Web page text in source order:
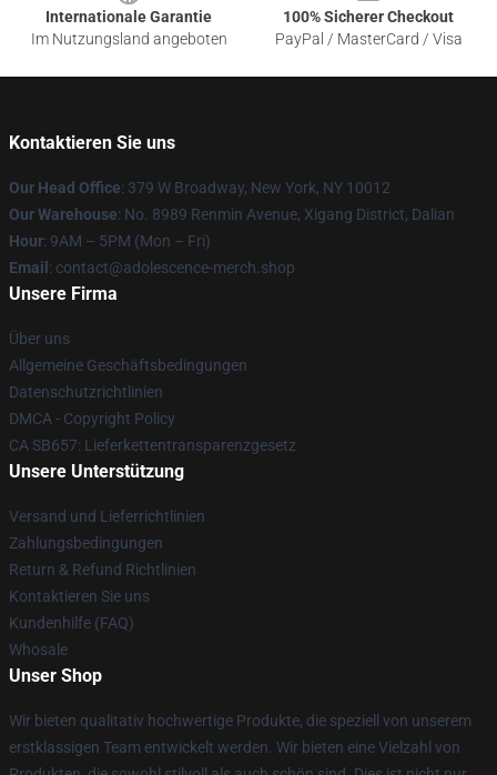
Internationale Garantie
Im Nutzungsland angeboten
100% Sicherer Checkout
PayPal / MasterCard / Visa
Kontaktieren Sie uns
Our Head Office: 379 W Broadway, New York, NY 10012
Our Warehouse: No. 8989 Renmin Avenue, Xigang District, Dalian
Hour: 9AM – 5PM (Mon – Fri)
Email : contact@adolescence-merch.shop
Unsere Firma
Über uns
Allgemeine Geschäftsbedingungen
Datenschutzrichtlinien
DMCA - Copyright Policy
CA SB657: Lieferkettentransparenzgesetz
Unsere Unterstützung
Versand und Lieferrichtlinien
Zahlungsbedingungen
Return & Refund Richtlinien
Kontaktieren Sie uns
Kundenhilfe (FAQ)
Whosale
Unser Shop
Wir bieten qualitativ hochwertige Produkte, die speziell von unserem
erstklassigen Team entwickelt werden. Wir bieten eine Vielzahl von